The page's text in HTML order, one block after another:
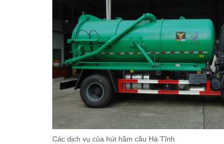
Các dịch vụ của hút hầm cầu Hà Tĩnh